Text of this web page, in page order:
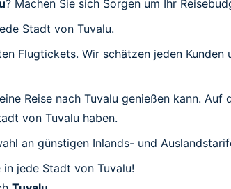
? Machen Sie sich Sorgen um Ihr
Stadt von Tuvalu.
Flugtickets. Wir schätzen jeden Kunden
Reise nach Tuvalu genießen kann. Auf
von Tuvalu haben.
an günstigen Inlands- und
jede Stadt von Tuvalu!